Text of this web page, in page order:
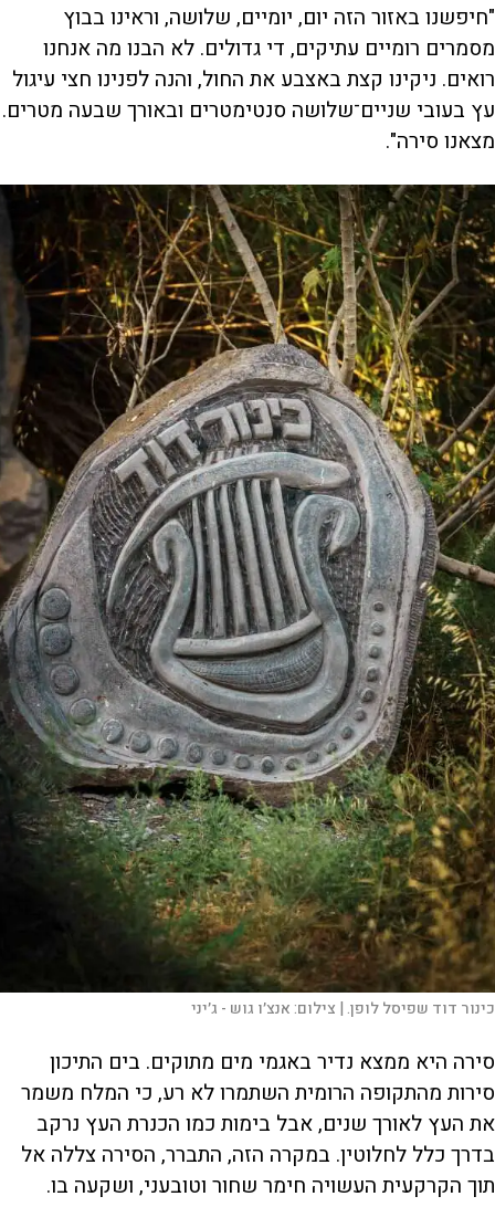
"חיפשנו באזור הזה יום, יומיים, שלושה, וראינו בבוץ
מסמרים רומיים עתיקים, די גדולים. לא הבנו מה אנחנו
רואים. ניקינו קצת באצבע את החול, והנה לפנינו חצי עיגול
עץ בעובי שניים־שלושה סנטימטרים ובאורך שבעה מטרים.
מצאנו סירה".
כינור דוד שפיסל לופן. | צילום:אנצ׳ו גוש - ג׳יני
סירה היא ממצא נדיר באגמי מים מתוקים. בים התיכון
סירות מהתקופה הרומית השתמרו לא רע, כי המלח משמר
את העץ לאורך שנים, אבל בימות כמו הכנרת העץ נרקב
בדרך כלל לחלוטין. במקרה הזה, התברר, הסירה צללה אל
תוך הקרקעית העשויה חימר שחור וטובעני, ושקעה בו.